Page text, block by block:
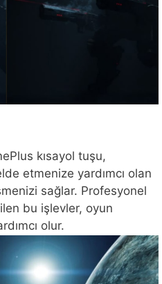
kısayol tuşu,
etmenize yardımcı olan
sağlar. Profesyonel
bu işlevler, oyun
olur.